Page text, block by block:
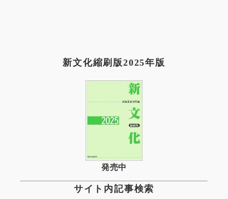
新文化縮刷版2025年版
発売中
サイト内記事検索